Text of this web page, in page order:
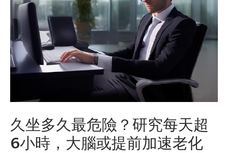
久坐多久最危險？研究每天超
6小時，大腦或提前加速老化